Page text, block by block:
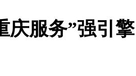
庆服务”强引